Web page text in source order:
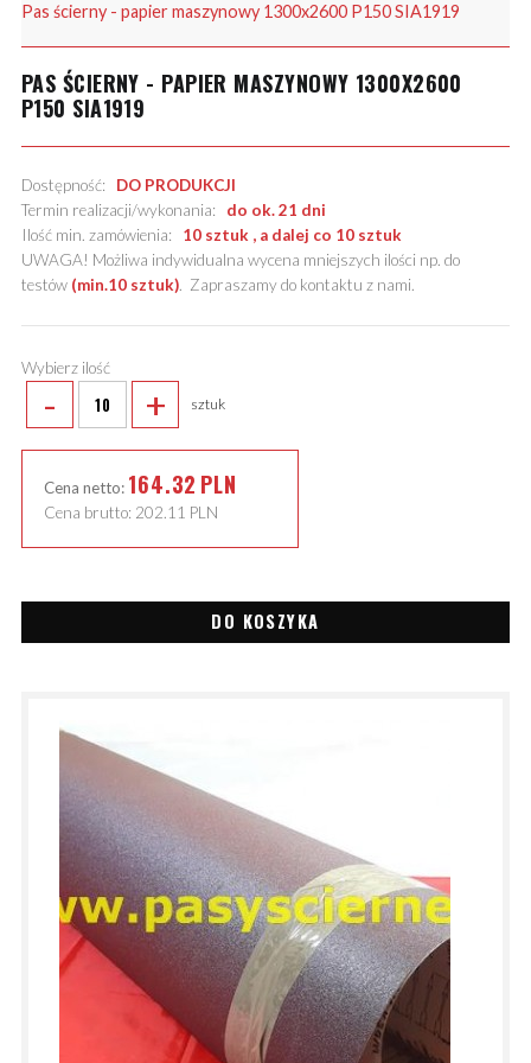
Pas ścierny - papier maszynowy 1300x2600 P150 SIA1919
PAS ŚCIERNY - PAPIER MASZYNOWY 1300X2600
P150 SIA1919
Dostępność: DO PRODUKCJI
Termin realizacji/wykonania: do ok. 21 dni
Ilość min. zamówienia: 10 sztuk , a dalej co 10 sztuk
UWAGA! Możliwa indywidualna wycena mniejszych ilości np. do
testów (min.10 sztuk). Zapraszamy do kontaktu z nami.
Wybierz ilość
- + sztuk
Cena netto: 164.32 PLN
Cena brutto: 202.11 PLN
DO KOSZYKA